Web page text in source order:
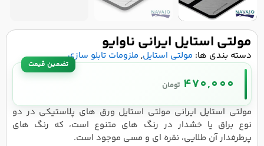
مولتی استایل ایرانی ناوایو
دسته بندی ها: مولتی استایل, ملزومات تابلو سازی
470,000 تومان
مولتی استایل ایرانی مولتی استایل ورق های پلاستیکی در دو
نوع براق یا خشدار در رنگ های متنوع است، که رنگ های
پرطرفدار آن طلایی، نقره ای و مسی موجود است.